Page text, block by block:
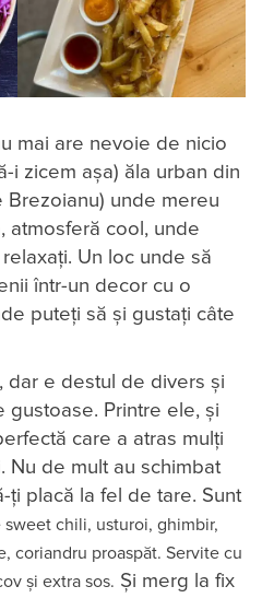
mai are nevoie de nicio
i zicem așa) ăla urban din
Brezoianu) unde mereu
atmosferă cool, unde
Un loc unde să
într-un decor cu o
puteți să și gustați câte
dar e destul de divers și
Printre ele, și
care a atras mulți
Nu de mult au schimbat
ți placă la fel de tare. Sunt
chili, usturoi, ghimbir,
coriandru proaspăt. Servite cu
și extra sos. Și merg la fix